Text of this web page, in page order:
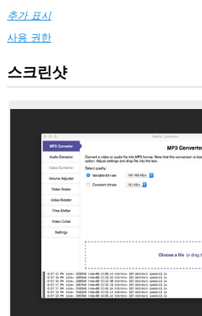
추가 표시
사용 권한
이
확
기
스크린샷